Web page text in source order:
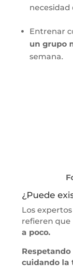
necesidad
Entrenar
un grupo
semana.
¿Puede
Los
refieren que
a poco.
cuidando la